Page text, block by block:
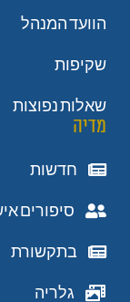
הוועד המנהל
שקיפות
שאלות נפוצות
מדיה
חדשות
סיפורים
בתקשורת
גלריה